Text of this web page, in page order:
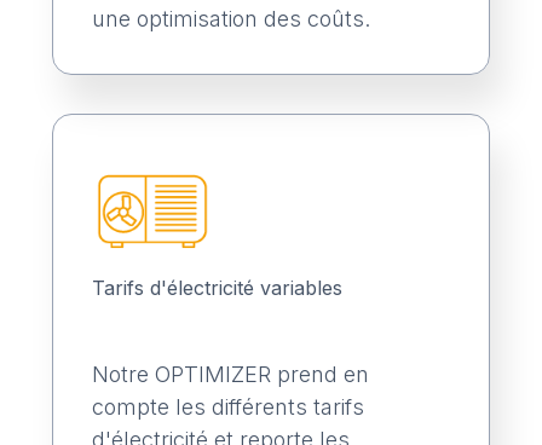
une optimisation des coûts.
Tarifs d'électricité variables
Notre OPTIMIZER prend en
compte les différents tarifs
d'électricité et reporte les